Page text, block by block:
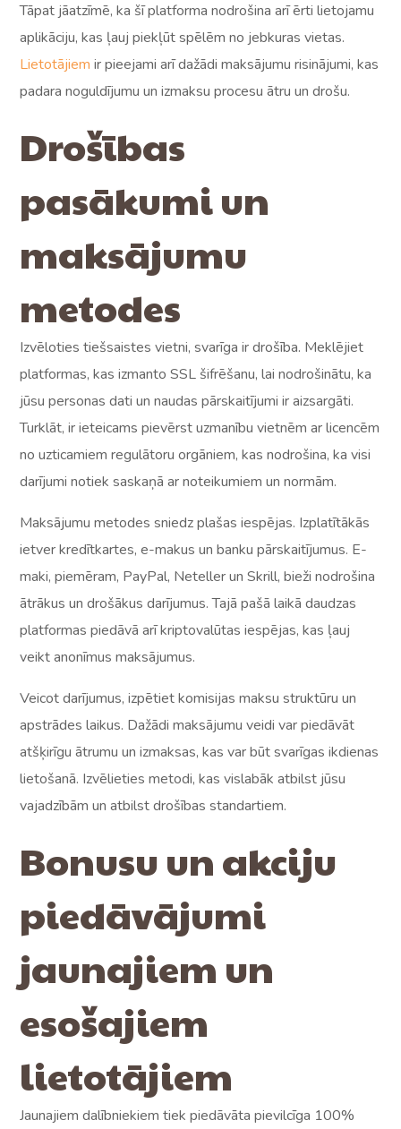
Tāpat jāatzīmē, ka šī platforma nodrošina arī ērti lietojamu
aplikāciju, kas ļauj piekļūt spēlēm no jebkuras vietas.
Lietotājiem ir pieejami arī dažādi maksājumu risinājumi, kas
padara noguldījumu un izmaksu procesu ātru un drošu.
Drošības
pasākumi un
maksājumu
metodes
Izvēloties tiešsaistes vietni, svarīga ir drošība. Meklējiet
platformas, kas izmanto SSL šifrēšanu, lai nodrošinātu, ka
jūsu personas dati un naudas pārskaitījumi ir aizsargāti.
Turklāt, ir ieteicams pievērst uzmanību vietnēm ar licencēm
no uzticamiem regulātoru orgāniem, kas nodrošina, ka visi
darījumi notiek saskaņā ar noteikumiem un normām.
Maksājumu metodes sniedz plašas iespējas. Izplatītākās
ietver kredītkartes, e-makus un banku pārskaitījumus. E-
maki, piemēram, PayPal, Neteller un Skrill, bieži nodrošina
ātrākus un drošākus darījumus. Tajā pašā laikā daudzas
platformas piedāvā arī kriptovalūtas iespējas, kas ļauj
veikt anonīmus maksājumus.
Veicot darījumus, izpētiet komisijas maksu struktūru un
apstrādes laikus. Dažādi maksājumu veidi var piedāvāt
atšķirīgu ātrumu un izmaksas, kas var būt svarīgas ikdienas
lietošanā. Izvēlieties metodi, kas vislabāk atbilst jūsu
vajadzībām un atbilst drošības standartiem.
Bonusu un akciju
piedāvājumi
jaunajiem un
esošajiem
lietotājiem
Jaunajiem dalībniekiem tiek piedāvāta pievilcīga 100%